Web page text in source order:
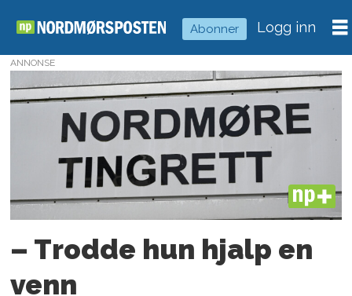
Abonner Logg inn
Tag:
kryptovaluta
ANNONSE
PLUS
– Trodde hun hjalp en
venn